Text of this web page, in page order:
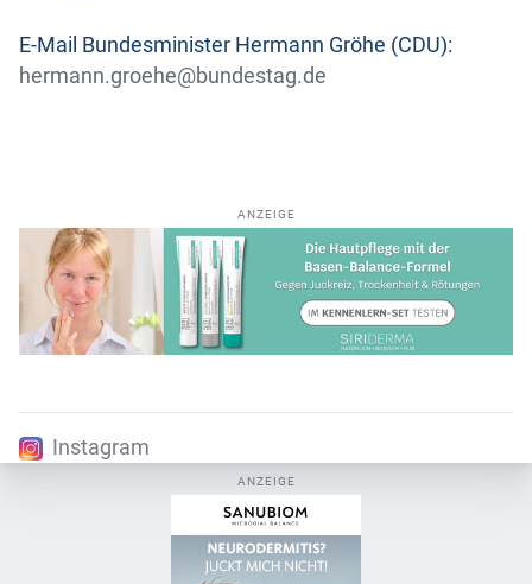
E-Mail Bundesminister Hermann Gröhe (CDU):
hermann.groehe@bundestag.de
ANZEIGE
Instagram
ANZEIGE